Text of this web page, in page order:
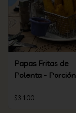
Papas Fritas de
Polenta - Porción
$3.100